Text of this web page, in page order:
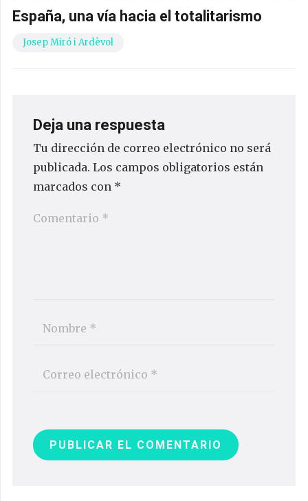
España, una vía hacia el totalitarismo
Josep Miró i Ardèvol
Deja una respuesta
Tu dirección de correo electrónico no será
publicada. Los campos obligatorios están
marcados con *
PUBLICAR EL COMENTARIO